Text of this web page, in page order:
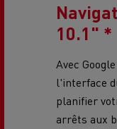
10.1" *
Avec
l'interface
planifier
arrêts aux